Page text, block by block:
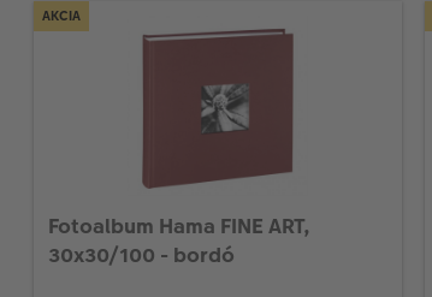
AKCIA
Fotoalbum Hama FINE ART,
30x30/100 - bordó